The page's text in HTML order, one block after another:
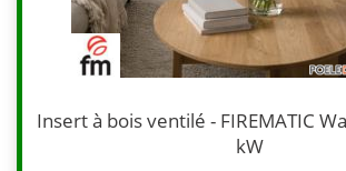
Insert à bois ventilé - FIREMATIC
kW